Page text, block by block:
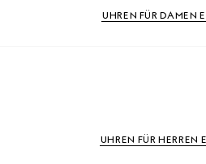
UHREN FÜR DAMEN
UHREN FÜR HERREN